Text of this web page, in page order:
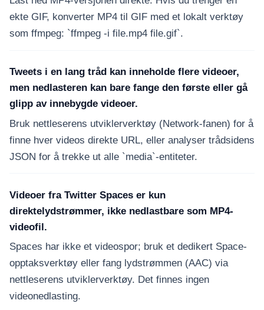
ekte GIF, konverter MP4 til GIF med et lokalt verktøy
som ffmpeg: `ffmpeg -i file.mp4 file.gif`.
Tweets i en lang tråd kan inneholde flere videoer,
men nedlasteren kan bare fange den første eller gå
glipp av innebygde videoer.
Bruk nettleserens utviklerverktøy (Network-fanen) for å
finne hver videos direkte URL, eller analyser trådsidens
JSON for å trekke ut alle `media`-entiteter.
Videoer fra Twitter Spaces er kun
direktelydstrømmer, ikke nedlastbare som MP4-
videofil.
Spaces har ikke et videospor; bruk et dedikert Space-
opptaksverktøy eller fang lydstrømmen (AAC) via
nettleserens utviklerverktøy. Det finnes ingen
videonedlasting.